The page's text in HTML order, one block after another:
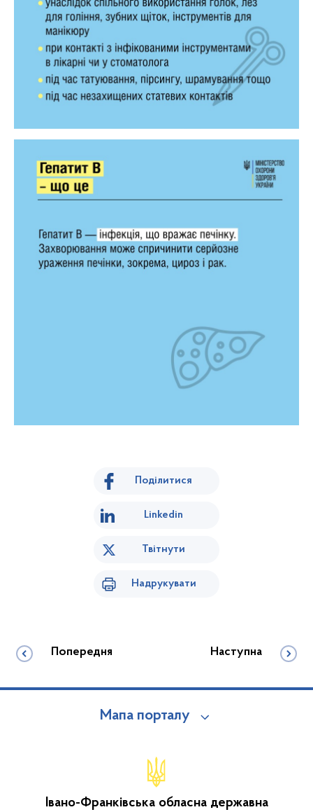
Поділитися
Linkedin
Твітнути
Надрукувати
Попередня Наступна
Мапа порталу
Івано-Франківська обласна державна